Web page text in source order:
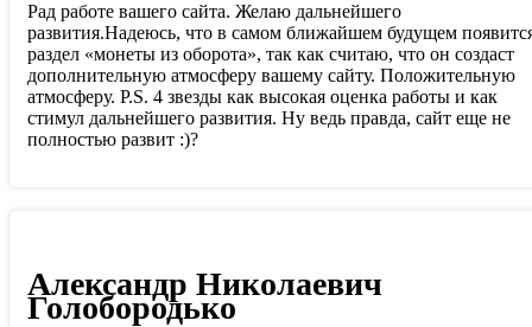
Рад работе вашего сайта. Желаю дальнейшего
развития.Надеюсь, что в самом ближайшем будущем
раздел «монеты из оборота», так как считаю, что он создаст
дополнительную атмосферу вашему сайту. Положительную
атмосферу. P.S. 4 звезды как высокая оценка работы и как
стимул дальнейшего развития. Ну ведь правда, сайт еще не
полностью развит :)?
Александр Николаевич
Голобородько